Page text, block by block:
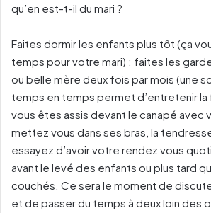
qu’en est-t-il du mari ?
Faites dormir les enfants plus tôt (ça
temps pour votre mari) ; faites les
ou belle mère deux fois par mois (une
temps en temps permet d’entretenir la
vous êtes assis devant le canapé avec
mettez vous dans ses bras, la
essayez d’avoir votre rendez vous
avant le levé des enfants ou plus tard
couchés. Ce sera le moment de
et de passer du temps à deux loin des